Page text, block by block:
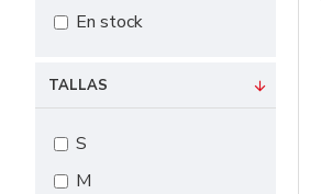
TALLAS
S
M
En stock